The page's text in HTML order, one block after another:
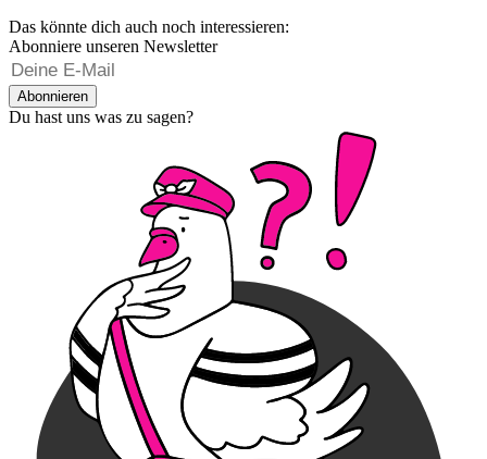
Das könnte dich auch noch interessieren:
Abonniere unseren Newsletter
Abonnieren
Du hast uns was zu sagen?